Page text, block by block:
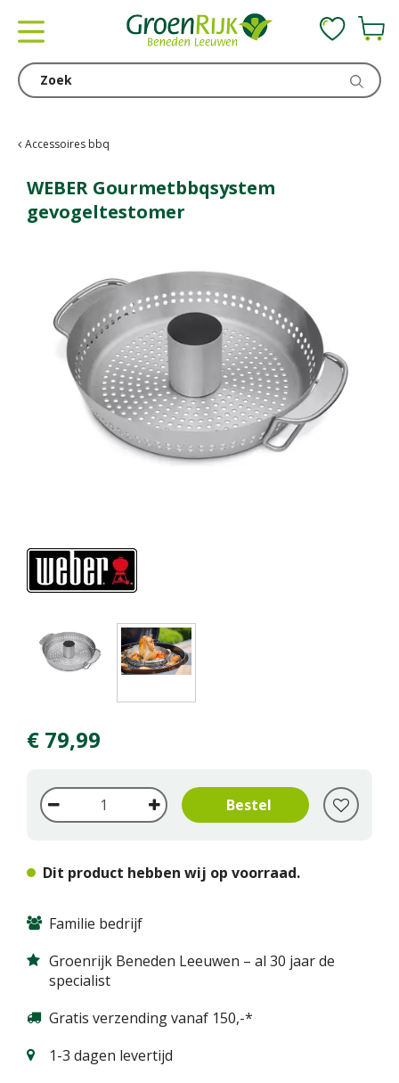
Accessoires bbq
WEBER Gourmetbbqsystem
gevogeltestomer
€ 79,99
Dit product hebben wij op voorraad.
Familie bedrijf
Groenrijk Beneden Leeuwen – al 30 jaar de
specialist
Gratis verzending vanaf 150,-*
1-3 dagen levertijd